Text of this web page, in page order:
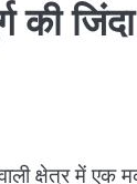
की
क्षेत्र में एक